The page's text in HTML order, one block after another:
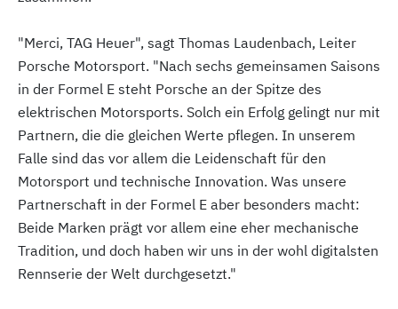
"Merci, TAG Heuer", sagt Thomas Laudenbach, Leiter
Porsche Motorsport. "Nach sechs gemeinsamen Saisons
in der Formel E steht Porsche an der Spitze des
elektrischen Motorsports. Solch ein Erfolg gelingt nur mit
Partnern, die die gleichen Werte pflegen. In unserem
Falle sind das vor allem die Leidenschaft für den
Motorsport und technische Innovation. Was unsere
Partnerschaft in der Formel E aber besonders macht:
Beide Marken prägt vor allem eine eher mechanische
Tradition, und doch haben wir uns in der wohl digitalsten
Rennserie der Welt durchgesetzt."